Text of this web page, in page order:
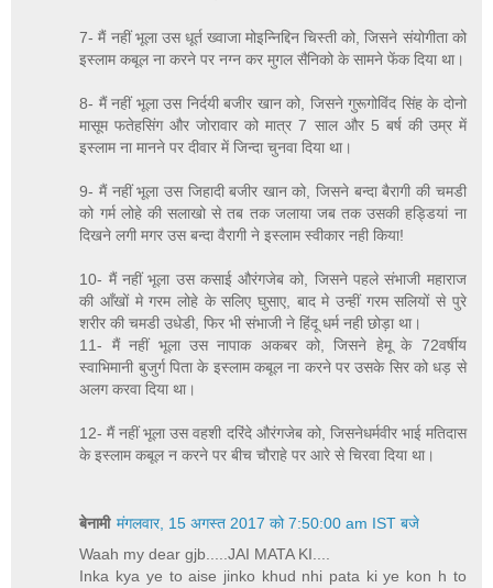
7- मैं नहीं भूला उस धूर्त ख्वाजा मोइन्निद्दिन चिस्ती को, जिसने संयोगीता को
इस्लाम कबूल ना करने पर नग्न कर मुगल सैनिको के सामने फेंक दिया था।
8- मैं नहीं भूला उस निर्दयी बजीर खान को, जिसने गुरूगोविंद सिंह के दोनो
मासूम फतेहसिंग और जोरावार को मात्र 7 साल और 5 बर्ष की उम्र में
इस्लाम ना मानने पर दीवार में जिन्दा चुनवा दिया था।
9- मैं नहीं भूला उस जिहादी बजीर खान को, जिसने बन्दा बैरागी की चमडी
को गर्म लोहे की सलाखो से तब तक जलाया जब तक उसकी हड्डियां ना
दिखने लगी मगर उस बन्दा वैरागी ने इस्लाम स्वीकार नही किया!
10- मैं नहीं भूला उस कसाई औरंगजेब को, जिसने पहले संभाजी महाराज
की आँखों मे गरम लोहे के सलिए घुसाए, बाद मे उन्हीं गरम सलियों से पुरे
शरीर की चमडी उधेडी, फिर भी संभाजी ने हिंदू धर्म नही छोड़ा था।
11- मैं नहीं भूला उस नापाक अकबर को, जिसने हेमू के 72वर्षीय
स्वाभिमानी बुजुर्ग पिता के इस्लाम कबूल ना करने पर उसके सिर को धड़ से
अलग करवा दिया था।
12- मैं नहीं भूला उस वहशी दरिंदे औरंगजेब को, जिसनेधर्मवीर भाई मतिदास
के इस्लाम कबूल न करने पर बीच चौराहे पर आरे से चिरवा दिया था।
बेनामी मंगलवार, 15 अगस्त 2017 को 7:50:00 am IST बजे
Waah my dear gjb.....JAI MATA KI....
Inka kya ye to aise jinko khud nhi pata ki ye kon h to